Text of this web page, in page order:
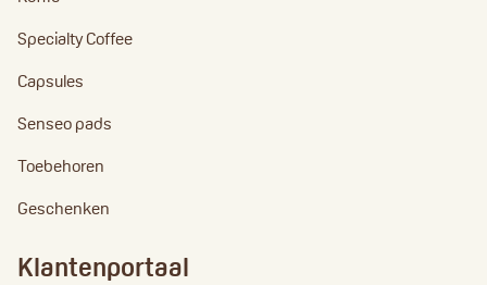
Specialty Coffee
Capsules
Senseo pads
Toebehoren
Geschenken
Klantenportaal